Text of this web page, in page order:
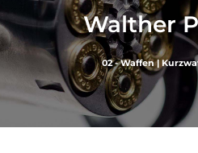
Walther
02 - Waffen|